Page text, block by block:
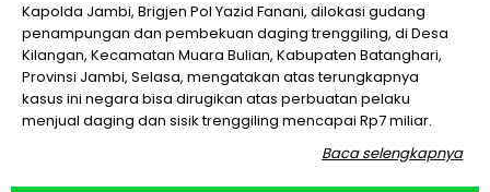
Kapolda Jambi, Brigjen Pol Yazid Fanani, dilokasi gudang
penampungan dan pembekuan daging trenggiling, di Desa
Kilangan, Kecamatan Muara Bulian, Kabupaten Batanghari,
Provinsi Jambi, Selasa, mengatakan atas terungkapnya
kasus ini negara bisa dirugikan atas perbuatan pelaku
menjual daging dan sisik trenggiling mencapai Rp7 miliar.
Baca selengkapnya